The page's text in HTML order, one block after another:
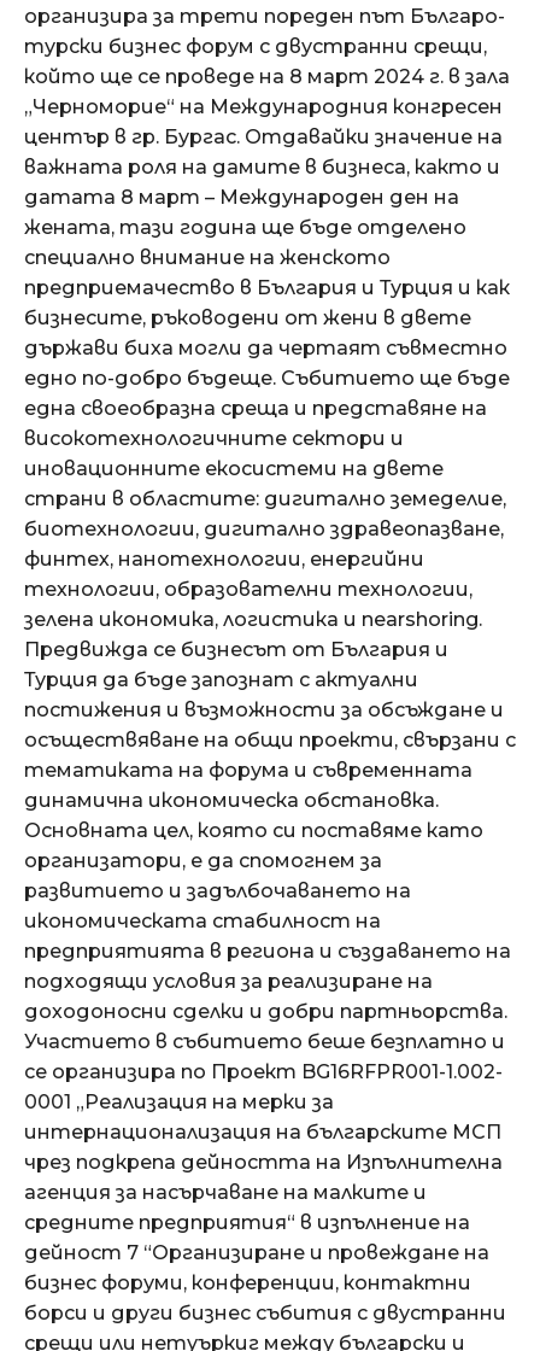
организира за трети пореден път Българо-
турски бизнес форум с двустранни срещи,
който ще се проведе на 8 март 2024 г. в зала
„Черноморие“ на Международния конгресен
център в гр. Бургас. Отдавайки значение на
важната роля на дамите в бизнеса, както и
датата 8 март – Международен ден на
жената, тази година ще бъде отделено
специално внимание на женското
предприемачество в България и Турция и как
бизнесите, ръководени от жени в двете
държави биха могли да чертаят съвместно
едно по-добро бъдеще. Събитието ще бъде
една своеобразна среща и представяне на
високотехнологичните сектори и
иновационните екосистеми на двете
страни в областите: дигитално земеделие,
биотехнологии, дигитално здравеопазване,
финтех, нанотехнологии, енергийни
технологии, образователни технологии,
зелена икономика, логистика и nearshoring.
Предвижда се бизнесът от България и
Турция да бъде запознат с актуални
постижения и възможности за обсъждане и
осъществяване на общи проекти, свързани с
тематиката на форума и съвременната
динамична икономическа обстановка.
Основната цел, която си поставяме като
организатори, е да спомогнем за
развитието и задълбочаването на
икономическата стабилност на
предприятията в региона и създаването на
подходящи условия за реализиране на
доходоносни сделки и добри партньорства.
Участието в събитието беше безплатно и
се организира по Проект BG16RFPR001-1.002-
0001 „Реализация на мерки за
интернационализация на българските МСП
чрез подкрепа дейността на Изпълнителна
агенция за насърчаване на малките и
средните предприятия“ в изпълнение на
дейност 7 “Организиране и провеждане на
бизнес форуми, конференции, контактни
борси и други бизнес събития с двустранни
срещи или нетуъркиг между български и